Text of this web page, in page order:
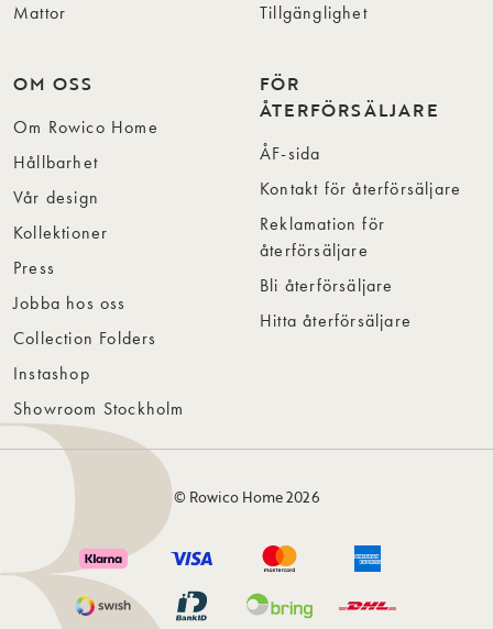
Mattor
Tillgänglighet
OM OSS
Om Rowico Home
Hållbarhet
Vår design
Kollektioner
Press
Jobba hos oss
Collection Folders
Instashop
Showroom Stockholm
FÖR
ÅTERFÖRSÄLJARE
ÅF-sida
Kontakt för återförsäljare
Reklamation för
återförsäljare
Bli återförsäljare
Hitta återförsäljare
© Rowico Home 2026